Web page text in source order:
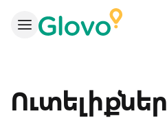
Ուտելիքներ